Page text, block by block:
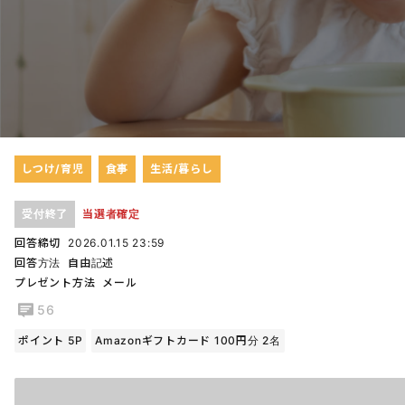
しつけ/育児 食事 生活/暮らし
受付終了 当選者確定
回答締切
2026.01.15 23:59
回答方法
自由記述
プレゼント方法
メール
56
ポイント 5P Amazonギフトカード 100円分 2名